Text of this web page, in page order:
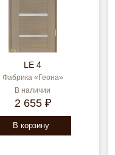
LE 4
Фабрика «Геона»
В наличии
2 655 ₽
В корзину